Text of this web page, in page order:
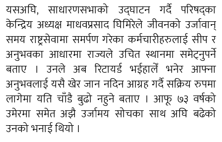
यसअघि, साधारणसभाको उद्घाटन गर्दै परिषद्का
केन्द्रिय अध्यक्ष माधवप्रसाद घिमिरेले जीवनको उर्जावान्
समय राष्ट्रसेवामा समर्पण गरेका कर्मचारीहरुलाई सीप र
अनुभवका आधारमा राज्यले उचित स्थानमा समेट्नुपर्ने
बताए । उनले अब रिटायर्ड भईहालेँ भनेर आफ्ना
अनुभवलाई यसै खेर जान नदिन आग्रह गर्दै सक्रिय रुपमा
लागेमा यति चाँडै बुढो नहुने बताए । आफू ७३ वर्षको
उमेरमा समेत अझै उर्जामय सोचका साथ अघि बढेको
उनको भनाई थियो ।